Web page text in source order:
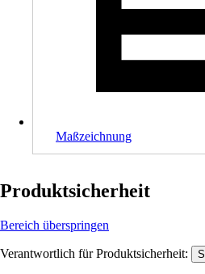
Maßzeichnung
Produktsicherheit
Bereich überspringen
Verantwortlich für Produktsicherheit: